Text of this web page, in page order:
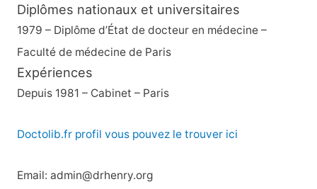
Diplômes nationaux et universitaires
1979 – Diplôme d’État de docteur en médecine –
Faculté de médecine de Paris
Expériences
Depuis 1981 – Cabinet – Paris
Doctolib.fr profil vous pouvez le trouver ici
Email: admin@drhenry.org